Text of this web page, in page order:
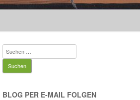
Suchen
nach:
BLOG PER E-MAIL FOLGEN